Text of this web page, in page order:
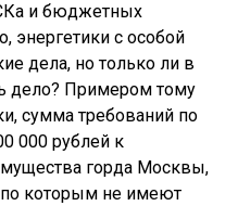
и бюджетных
энергетики с особой
дела, но только ли в
дело? Примером тому
сумма требований по
000 рублей к
горда Москвы,
по которым не имеют